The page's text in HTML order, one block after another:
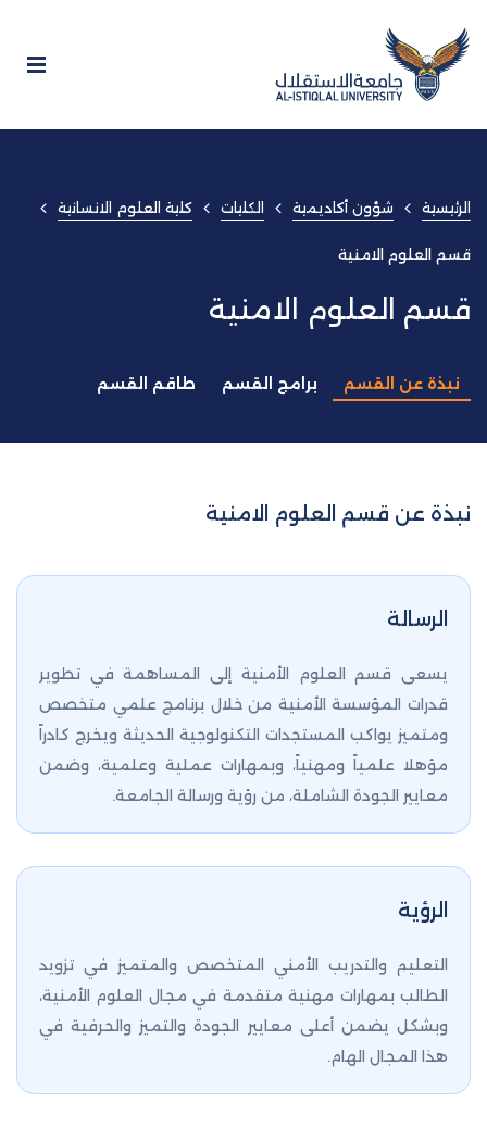
الرئيسية شؤون أكاديمية الكليات كلية العلوم الانسانية
قسم العلوم الامنية
قسم العلوم الامنية
نبذة عن القسم برامج القسم طاقم القسم
نبذة عن قسم العلوم الامنية
الرسالة
يسعى قسم العلوم الأمنية إلى المساهمة في تطوير
قدرات المؤسسة الأمنية من خلال برنامج علمي متخصص
ومتميز يواكب المستجدات التكنولوجية الحديثة ويخرج كادراً
مؤهلا علمياً ومهنياً، وبمهارات عملية وعلمية، وضمن
معايير الجودة الشاملة، من رؤية ورسالة الجامعة.
الرؤية
التعليم والتدريب الأمني المتخصص والمتميز في تزويد
الطالب بمهارات مهنية متقدمة في مجال العلوم الأمنية،
وبشكل يضمن أعلى معايير الجودة والتميز والحرفية في
هذا المجال الهام.